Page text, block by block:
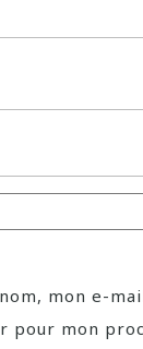
mon e-
pour mon